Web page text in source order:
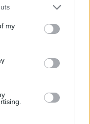
one or more Google
You may click to
third-party tags to
in below Google
my
οι
διαφορετικές.
ο Λάζαρος
που έκανα εκ
από αυτό,
σε σχολείο